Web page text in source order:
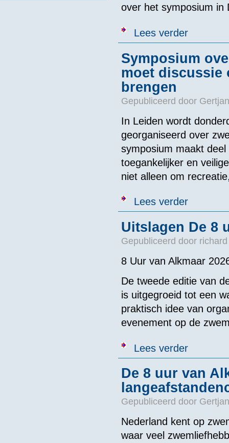
over het symposium in
Lees verderover
Symposium
moet discussie
brengen
Gepubliceerd door
In Leiden wordt
georganiseerd over
symposium maakt
toegankelijker en
niet alleen om
Lees verderover
Uitslagen De 8
Gepubliceerd door
8 Uur van Alkmaar
De tweede editie van
is uitgegroeid tot een
praktisch idee van
evenement op de
Lees verderover
De 8 uur van
Gepubliceerd door
Nederland kent op
waar veel